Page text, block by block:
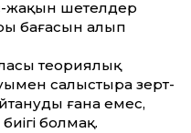
жақын шетелдер
бағасын алып
теориялық
салыстыра зерт­
ғана емес,
болмақ.